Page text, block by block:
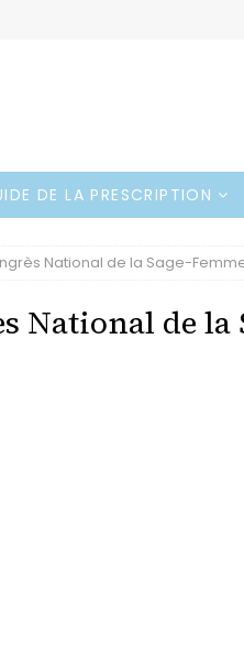
DE LA PRESCRIPTION
National de la Sage-
National de